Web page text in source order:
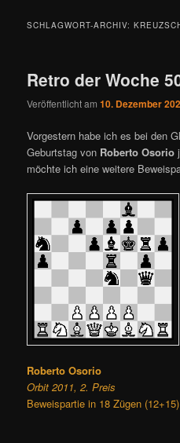
springen
springen
SCHLAGWORT-ARCHIV:
Retro der Woche
Veröffentlicht am10. Dezember
Vorgestern habe ich es bei den
Geburtstag von Roberto Osorio
möchte ich eine weitere
Roberto Osorio
Orbit 2011, 2. Preis
Beweispartie in 18 Zügen (12+15)